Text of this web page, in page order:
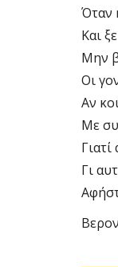
Όταν
Και
Μην
Οι
Αν
Με
Γι